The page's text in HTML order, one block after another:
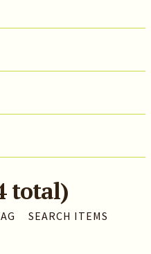
total)
SEARCH ITEMS